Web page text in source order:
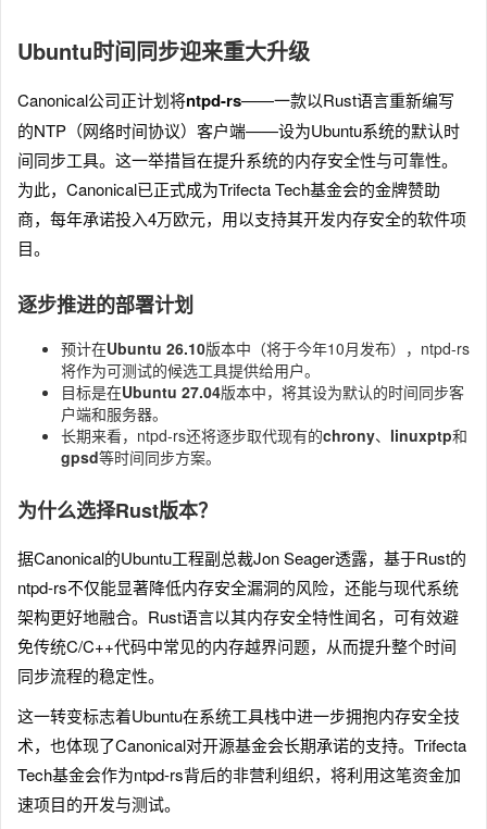
Ubuntu时间同步迎来重大升级
Canonical公司正计划将ntpd-rs——一款以Rust语言重新编写
的NTP（网络时间协议）客户端——设为Ubuntu系统的默认时
间同步工具。这一举措旨在提升系统的内存安全性与可靠性。
为此，Canonical已正式成为Trifecta Tech基金会的金牌赞助
商，每年承诺投入4万欧元，用以支持其开发内存安全的软件项
目。
逐步推进的部署计划
预计在Ubuntu 26.10版本中（将于今年10月发布），ntpd-rs
将作为可测试的候选工具提供给用户。
目标是在Ubuntu 27.04版本中，将其设为默认的时间同步客
户端和服务器。
长期来看，ntpd-rs还将逐步取代现有的chrony、 linuxptp和
gpsd等时间同步方案。
为什么选择Rust版本？
据Canonical的Ubuntu工程副总裁Jon Seager透露，基于Rust的
ntpd-rs不仅能显著降低内存安全漏洞的风险，还能与现代系统
架构更好地融合。Rust语言以其内存安全特性闻名，可有效避
免传统C/C++代码中常见的内存越界问题，从而提升整个时间
同步流程的稳定性。
这一转变标志着Ubuntu在系统工具栈中进一步拥抱内存安全技
术，也体现了Canonical对开源基金会长期承诺的支持。Trifecta
Tech基金会作为ntpd-rs背后的非营利组织，将利用这笔资金加
速项目的开发与测试。